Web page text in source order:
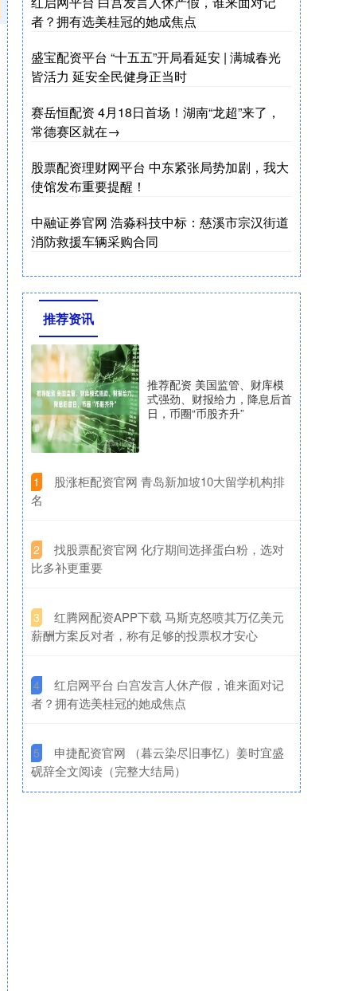
者？拥有选美桂冠的她成焦点
盛宝配资平台 “十五五”开局看延安 | 满城春光
皆活力 延安全民健身正当时
赛岳恒配资 4月18日首场！湖南“龙超”来了，
常德赛区就在→
股票配资理财网平台 中东紧张局势加剧，我大
使馆发布重要提醒！
中融证券官网 浩淼科技中标：慈溪市宗汉街道
消防救援车辆采购合同
推荐资讯
推荐配资 美国监管、财库模
式强劲、财报给力，降息后首
日，币圈“币股齐升”
1
​股涨柜配资官网 青岛新加坡10大留学机构排
名
2
​找股票配资官网 化疗期间选择蛋白粉，选对
比多补更重要
3
​红腾网配资APP下载 马斯克怒喷其万亿美元
薪酬方案反对者，称有足够的投票权才安心
4
​红启网平台 白宫发言人休产假，谁来面对记
者？拥有选美桂冠的她成焦点
5
​申捷配资官网 （暮云染尽旧事忆）姜时宜盛
砚辞全文阅读（完整大结局）